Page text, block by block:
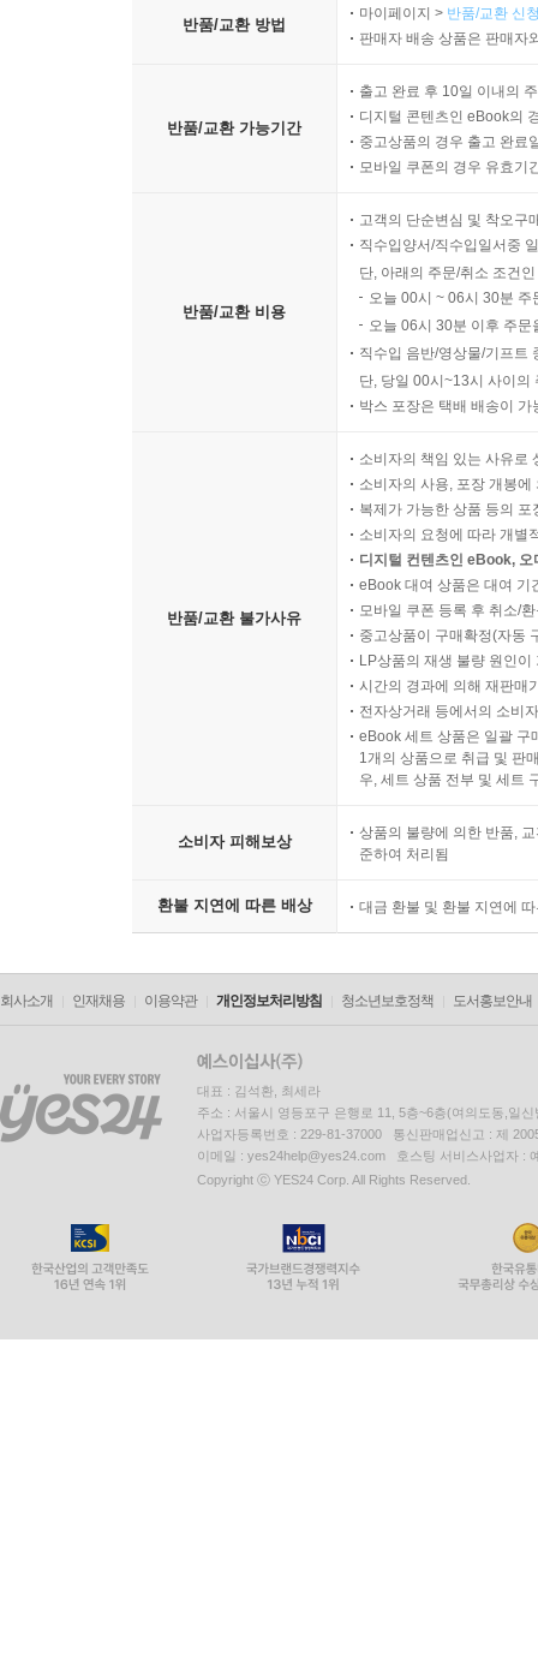
반품/교환 방법
마이페이지 > 반품/교환 신
판매자 배송 상품은 판매자
반품/교환 가능기간
출고 완료 후 10일 이내의
디지털 콘텐츠인 eBook의
중고상품의 경우 출고 완료
모바일 쿠폰의 경우 유효기
반품/교환 비용
고객의 단순변심 및 착오구
직수입양서/직수입일서중
단, 아래의 주문/취소 조건
오늘 00시 ~ 06시 30분
오늘 06시 30분 이후 주
직수입 음반/영상물/기프트
단, 당일 00시~13시 사이의
박스 포장은 택배 배송이
반품/교환 불가사유
소비자의 책임 있는 사유로
소비자의 사용, 포장 개봉
복제가 가능한 상품 등의
소비자의 요청에 따라 개별
디지털 컨텐츠인 eBook,
eBook 대여 상품은 대여 기
모바일 쿠폰 등록 후 취소/
중고상품이 구매확정(자동
LP상품의 재생 불량 원인
시간의 경과에 의해 재판매
전자상거래 등에서의 소비
eBook 세트 상품은 일괄 구
1개의 상품으로 취급 및 판
우, 세트 상품 전부 및 세트
소비자 피해보상
상품의 불량에 의한 반품,
준하여 처리됨
환불 지연에 따른 배상 대금 환불 및 환불 지연에
회사소개 인재채용 이용약관 개인정보처리방침 청소년보호정책 도서홍보안내
대표 : 김석환, 최세라
주소 : 서울시 영등포구 은행로 11, 5층~6층(여의도동,일신
사업자등록번호 : 229-81-37000 통신판매업신고 : 제
이메일 : yes24help@yes24.com 호스팅 서비스사업자 :
Copyright ⓒ YES24 Corp. All Rights Reserved.